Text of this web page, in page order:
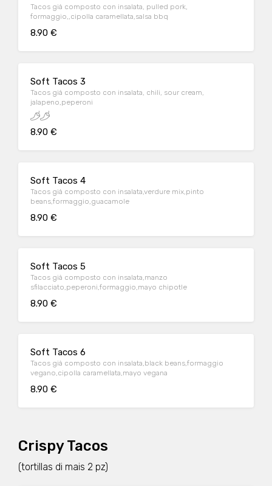
Tacos già composto con insalata, pulled pork,
formaggio,,cipolla caramellata,salsa bbq
8.90 €
Soft Tacos 3
Tacos già composto con insalata, chili, sour cream,
jalapeno,peperoni
8.90 €
Soft Tacos 4
Tacos già composto con insalata,verdure mix,pinto
beans,formaggio,guacamole
8.90 €
Soft Tacos 5
Tacos già composto con insalata,manzo
sfilacciato,peperoni,formaggio,mayo chipotle
8.90 €
Soft Tacos 6
Tacos già composto con insalata,black beans,formaggio
vegano,cipolla caramellata,mayo vegana
8.90 €
Crispy Tacos
(tortillas di mais 2 pz)